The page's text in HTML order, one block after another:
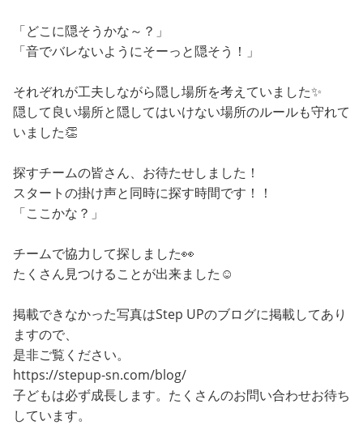
「どこに隠そうかな～？」
「音でバレないようにそーっと隠そう！」
それぞれが工夫しながら隠し場所を考えていました✨
隠して良い場所と隠してはいけない場所のルールも守れて
いました👏
探すチームの皆さん、お待たせしました！
スタートの掛け声と同時に探す時間です！！
「ここかな？」
チームで協力して探しました👀
たくさん見つけることが出来ました☺️
掲載できなかった写真はStep UPのブログに掲載してあり
ますので、
是非ご覧ください。
https://stepup-sn.com/blog/
子どもは必ず成長します。たくさんのお問い合わせお待ち
しています。